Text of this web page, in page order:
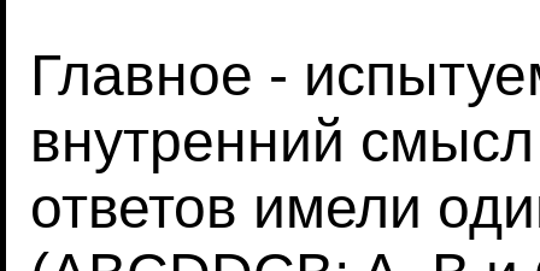
Главное -
внутренний
ответов имели